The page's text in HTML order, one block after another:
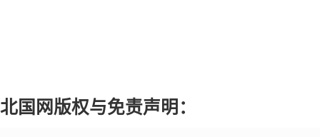
北国网版权与免责声明：